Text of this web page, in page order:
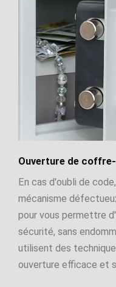
Ouverture de
En cas d'oubli de
mécanisme
pour vous permettre
sécurité, sans
utilisent des
ouverture efficace et